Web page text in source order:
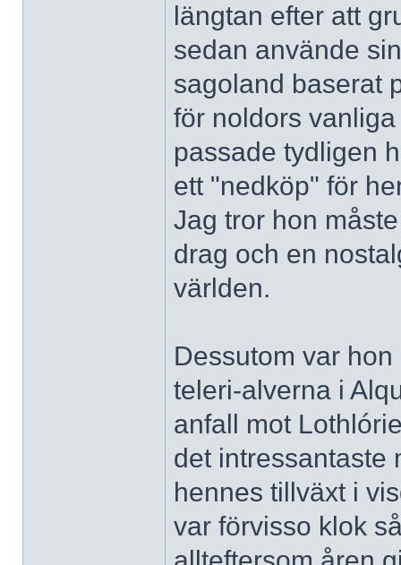
längtan efter att
sedan använde
sagoland baserat
för noldors
passade tydligen
ett "nedköp" för
Jag tror hon
drag och en
världen.
Dessutom var
teleri-alverna i
anfall mot
det intressantaste
hennes tillväxt i
var förvisso klok